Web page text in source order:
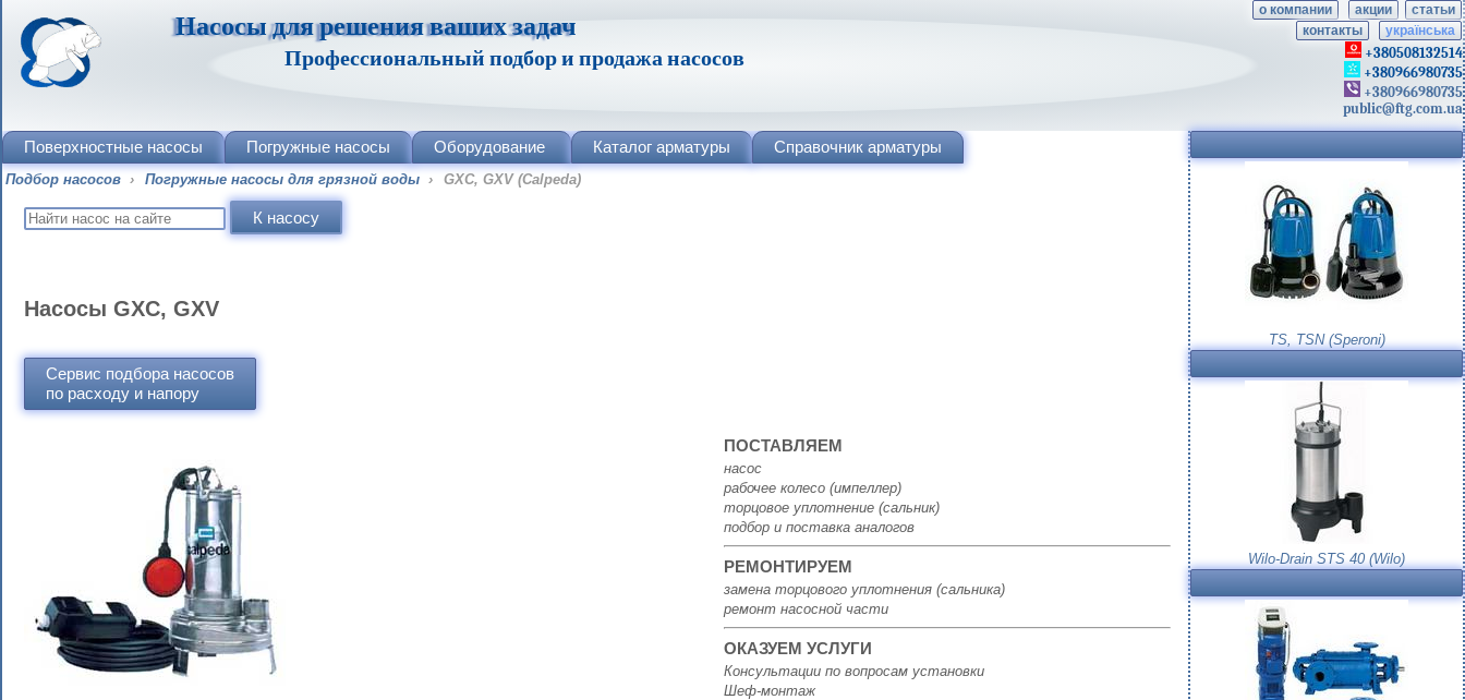
Насосы для решения ваших задач
Профессиональный подбор и продажа насосов
о компании акции
статьи
контакты
українська
+380508132514
+380966980735
+380966980735
public@ftg.com.ua
Поверхностные насосы Погружные насосы Оборудование Каталог арматуры Справочник арматуры
Подбор насосов › Погружные насосы для грязной воды › GXC, GXV (Calpeda)
Насосы GXC, GXV
Сервис подбора насосов
по расходу и напору
ПОСТАВЛЯЕМ
насос
рабочее колесо (импеллер)
торцовое уплотнение (сальник)
подбор и поставка аналогов
РЕМОНТИРУЕМ
замена торцового уплотнения (сальника)
ремонт насосной части
ОКАЗУЕМ УСЛУГИ
Консультации по вопросам установки
Шеф-монтаж
TS, TSN (Speroni)
Wilo-Drain STS 40 (Wilo)